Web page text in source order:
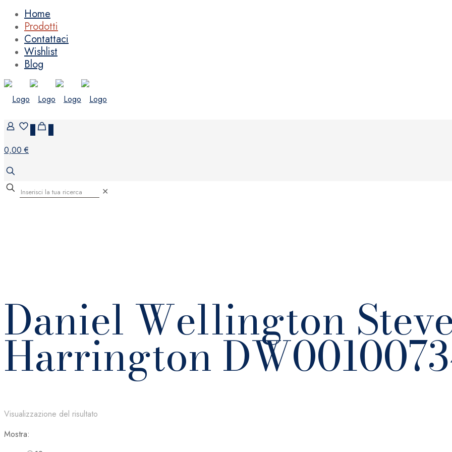
Home
Prodotti
Contattaci
Wishlist
Blog
0,00 €
✕
Daniel Wellington
Harrington
Visualizzazione del risultato
Mostra: